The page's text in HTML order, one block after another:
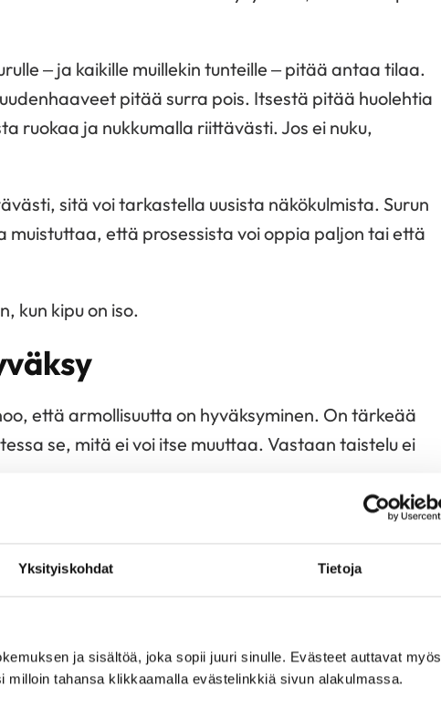
Yksityiskohdat Tietoja
ja sisältöä, joka sopii juuri sinulle. Evästeet auttavat myös
milloin tahansa klikkaamalla evästelinkkiä sivun alakulmassa.
– ja kaikille muillekin tunteille – pitää antaa tilaa.
pitää surra pois. Itsestä pitää huolehtia
ruokaa ja nukkumalla riittävästi. Jos ei nuku,
sitä voi tarkastella uusista näkökulmista. Surun
muistuttaa, että prosessista voi oppia paljon tai että
kun kipu on iso.
että armollisuutta on hyväksyminen. On tärkeää
se, mitä ei voi itse muuttaa. Vastaan taistelu ei
ja omien rajojen vetämistä.
sellaisia, jotka tuovat itselle hyvää mieltä.